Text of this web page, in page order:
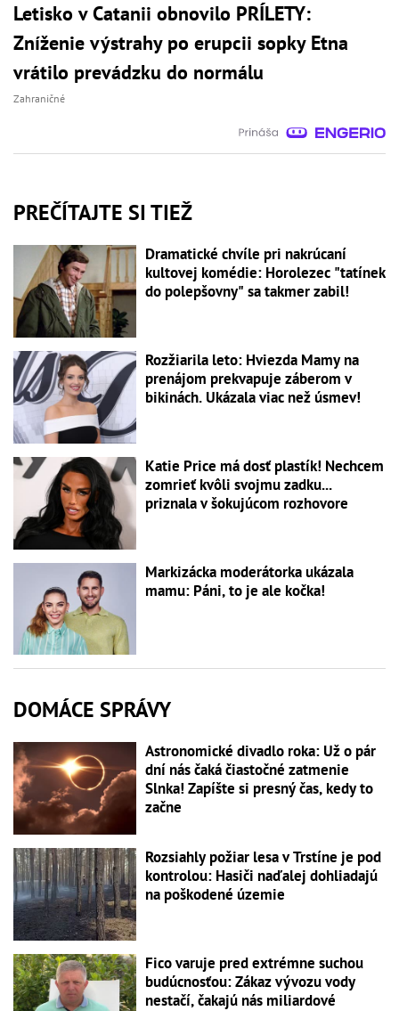
Letisko v Catanii obnovilo PRÍLETY:
Zníženie výstrahy po erupcii sopky Etna
vrátilo prevádzku do normálu
Zahraničné
PREČÍTAJTE SI TIEŽ
Dramatické chvíle pri nakrúcaní
kultovej komédie: Horolezec "tatínek
do polepšovny" sa takmer zabil!
Rozžiarila leto: Hviezda Mamy na
prenájom prekvapuje záberom v
bikinách. Ukázala viac než úsmev!
Katie Price má dosť plastík! Nechcem
zomrieť kvôli svojmu zadku...
priznala v šokujúcom rozhovore
Markizácka moderátorka ukázala
mamu: Páni, to je ale kočka!
DOMÁCE SPRÁVY
Astronomické divadlo roka: Už o pár
dní nás čaká čiastočné zatmenie
Slnka! Zapíšte si presný čas, kedy to
začne
Rozsiahly požiar lesa v Trstíne je pod
kontrolou: Hasiči naďalej dohliadajú
na poškodené územie
Fico varuje pred extrémne suchou
budúcnosťou: Zákaz vývozu vody
nestačí, čakajú nás miliardové